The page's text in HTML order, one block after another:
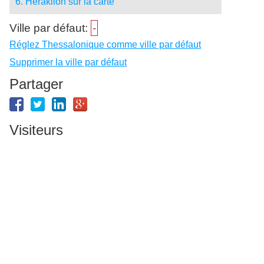
Ville par défaut: -
Réglez Thessalonique comme ville par défaut
Supprimer la ville par défaut
Partager
Visiteurs